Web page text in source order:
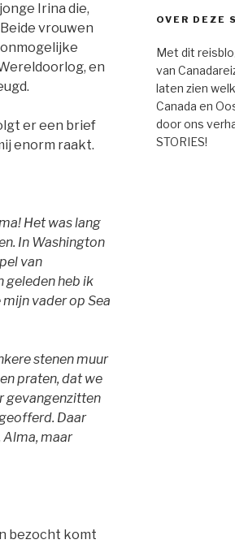
Irina die,
vrouwen
en
er een brief
enorm raakt.
Het was lang
In Washington
van
geleden heb ik
vader op Sea
stenen muur
praten, dat we
gevangenzitten
Daar
Alma, maar
bezocht komt
OVER DEZE
Met dit
van
laten zien
Canada en
door ons
STORIES!